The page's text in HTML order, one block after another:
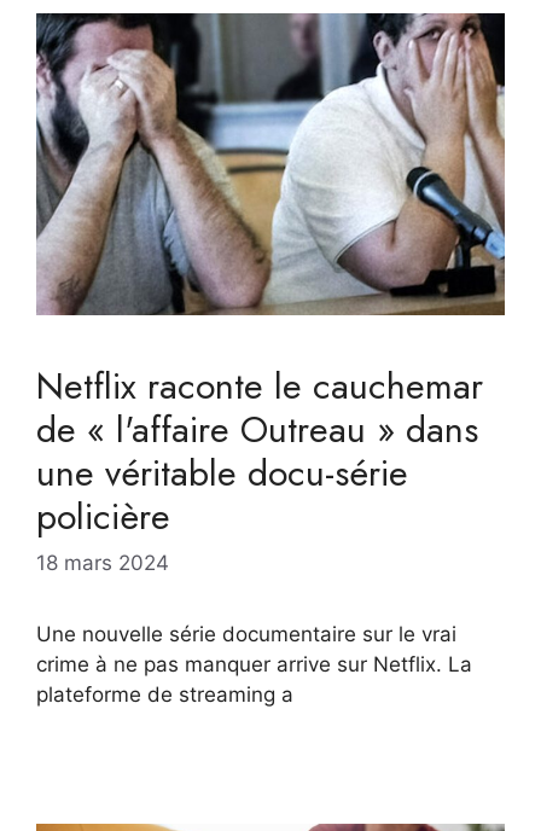
Netflix raconte le cauchemar
de « l'affaire Outreau » dans
une véritable docu-série
policière
18 mars 2024
Une nouvelle série documentaire sur le vrai
crime à ne pas manquer arrive sur Netflix. La
plateforme de streaming a